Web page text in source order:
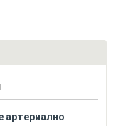
артериално